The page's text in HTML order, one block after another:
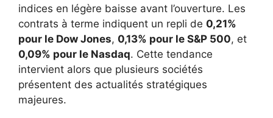
indices en légère baisse avant l’ouverture. Les
contrats à terme indiquent un repli de 0,21%
pour le Dow Jones, 0,13% pour le S&P 500, et
0,09% pour le Nasdaq. Cette tendance
intervient alors que plusieurs sociétés
présentent des actualités stratégiques
majeures.